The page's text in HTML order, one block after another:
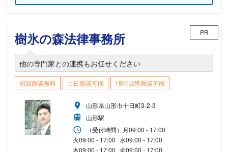
樹氷の森法律事務所 PR
他の専門家との連携もお任せください
初回面談無料 土日面談可能 18時以降面談可能
山形県山形市十日町3-2-3
山形駅
（受付時間） 月09:00 - 17:00
火09:00 - 17:00 水09:00 - 17:00
木09:00 - 17:00 金09:00 - 17:00